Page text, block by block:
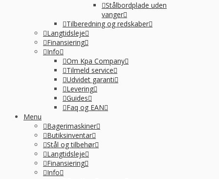
Stålbordplade uden
vanger
Tilberedning og redskaber
Langtidsleje
Finansiering
Info
Om Kpa Company
Tilmeld service
Udvidet garanti
Levering
Guides
Faq og EAN
Menu
Bagerimaskiner
Butiksinventar
Stål og tilbehør
Langtidsleje
Finansiering
Info